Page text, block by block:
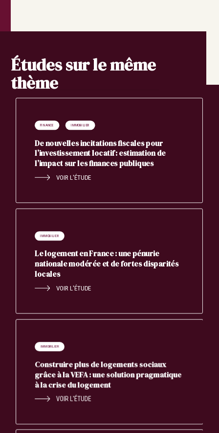
Études sur le même
thème
FINANCE IMMOBILIER
De nouvelles incitations fiscales pour
l’investissement locatif : estimation de
l’impact sur les finances publiques
VOIR L'ÉTUDE
IMMOBILIER
Le logement en France : une pénurie
nationale modérée et de fortes disparités
locales
VOIR L'ÉTUDE
IMMOBILIER
Construire plus de logements sociaux
grâce à la VEFA : une solution pragmatique
à la crise du logement
VOIR L'ÉTUDE